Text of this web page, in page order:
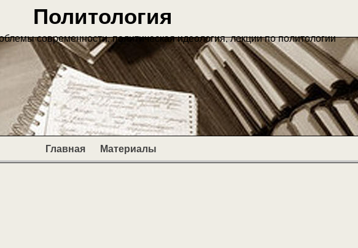
Политология
современности, политическая идеология, лекции по политологии
Главная Материалы